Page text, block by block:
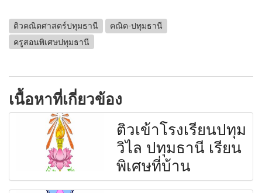
ติวคณิตศาสตร์ปทุมธานี
คณิต-ปทุมธานี
ครูสอนพิเศษปทุมธานี
เนื้อหาที่เกี่ยวข้อง
ติวเข้าโรงเรียนปทุม
วิไล ปทุมธานี เรียน
พิเศษที่บ้าน